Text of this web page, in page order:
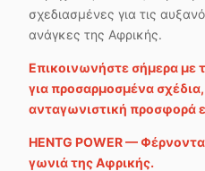
σχεδιασμένες για τις
ανάγκες της Αφρικής.
Επικοινωνήστε σήμερα με
για προσαρμοσμένα
ανταγωνιστική προσφορά
HENTG POWER —
γωνιά της Αφρικής.